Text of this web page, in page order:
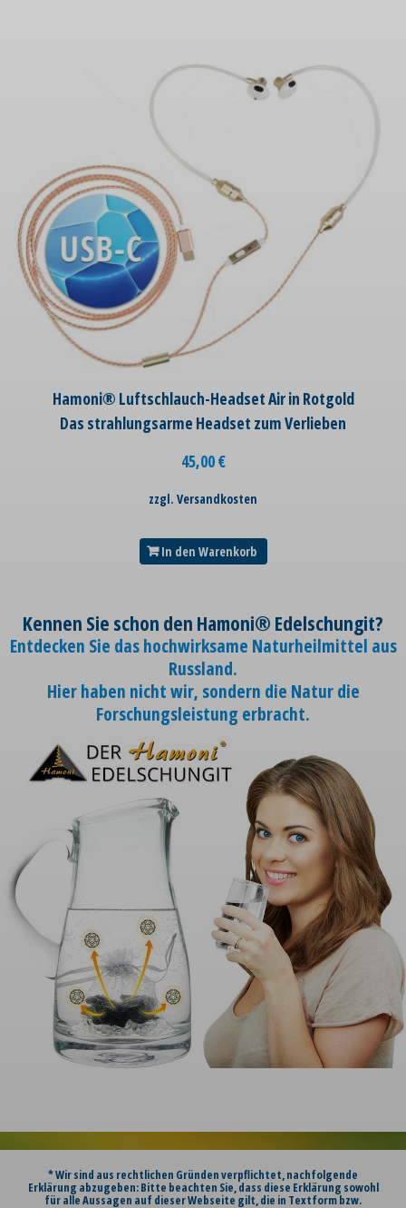
Hamoni® Luftschlauch-Headset Air in Rotgold
Das strahlungsarme Headset zum Verlieben
45,00€
zzgl. Versandkosten
In den Warenkorb
Kennen Sie schon den Hamoni® Edelschungit?
Entdecken Sie das hochwirksame Naturheilmittel aus
Russland.
Hier haben nicht wir, sondern die Natur die
Forschungsleistung erbracht.
* Wir sind aus rechtlichen Gründen verpflichtet, nachfolgende
Erklärung abzugeben: Bitte beachten Sie, dass diese Erklärung sowohl
für alle Aussagen auf dieser Webseite gilt, die in Textform bzw.